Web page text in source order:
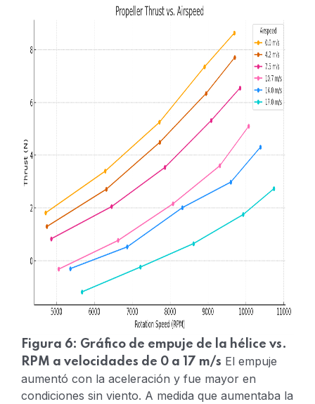
Figura 6: Gráfico de empuje de la hélice vs.
RPM a velocidades de 0 a 17 m/s El empuje
aumentó con la aceleración y fue mayor en
condiciones sin viento. A medida que aumentaba la